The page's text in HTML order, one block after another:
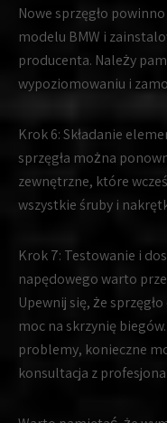
Nowe sprzęgło
modelu BMW i
producenta. Należy
wypoziomowaniu i
Krok 6:Składanie
sprzęgła można
zewnętrzne, które
wszystkie śruby i
Krok 7: Testowanie i
napędowego warto
Upewnij się, że
moc na skrzynię
problemy, konieczne
konsultacja z